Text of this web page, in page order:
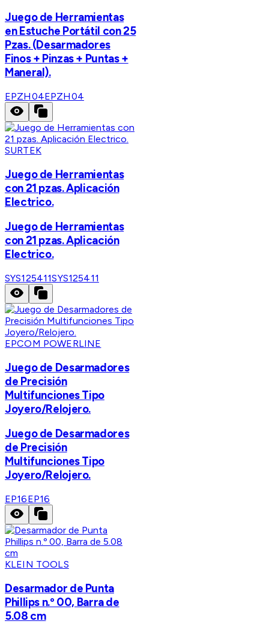
Juego de Herramientas
en Estuche Portátil con 25
Pzas. (Desarmadores
Finos + Pinzas + Puntas +
Maneral).
EPZH04EPZH04
SURTEK
Juego de Herramientas
con 21 pzas. Aplicación
Electrico.
Juego de Herramientas
con 21 pzas. Aplicación
Electrico.
SYS125411SYS125411
EPCOM POWERLINE
Juego de Desarmadores
de Precisión
Multifunciones Tipo
Joyero/Relojero.
Juego de Desarmadores
de Precisión
Multifunciones Tipo
Joyero/Relojero.
EP16EP16
KLEIN TOOLS
Desarmador de Punta
Phillips n.º 00, Barra de
5.08 cm